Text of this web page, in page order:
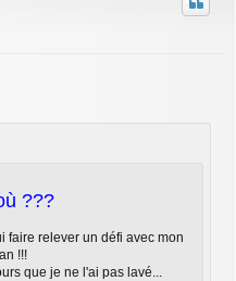
???
faire relever un défi avec mon
!!!
que je ne l'ai pas lavé...